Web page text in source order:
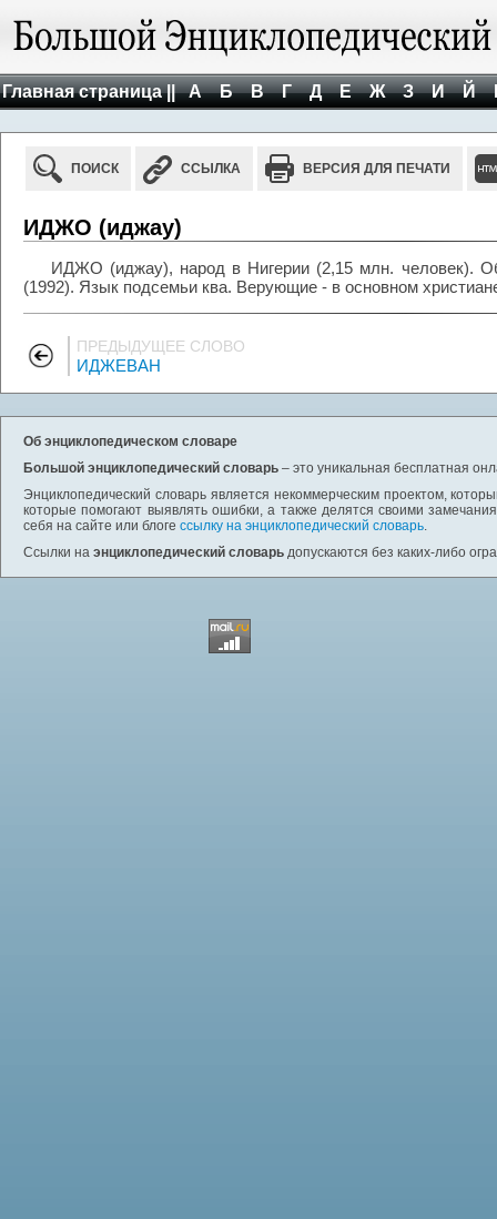
Главная страница || А Б В Г Д Е Ж З И Й
ПОИСК ССЫЛКА ВЕРСИЯ ДЛЯ ПЕЧАТИ
ИДЖО (иджау)
ИДЖО (иджау), народ в Нигерии (2,15 млн. человек).
(1992). Язык подсемьи ква. Верующие - в основном
ПРЕДЫДУЩЕЕ СЛОВО
ИДЖЕВАН
Об энциклопедическом словаре
Большой энциклопедический словарь – это уникальная бесплатная
Энциклопедический словарь является некоммерческим проектом,
которые помогают выявлять ошибки, а также делятся своими
себя на сайте или блоге ссылку на энциклопедический словарь.
Ссылки на энциклопедический словарь допускаются без каких-либо